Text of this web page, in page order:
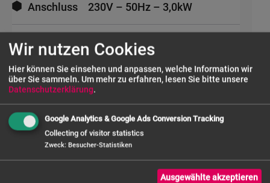
Anschluss 230V – 50Hz – 3,0kW
Breite außen (mm) 800
Tiefe außen (mm) 900
Höhe außen (mm)
Wir nutzen Cookies
Hier können Sie einsehen und anpassen, welche Information wir
über Sie sammeln. Um mehr zu erfahren, lesen Sie bitte unsere
Datenschutzerklärung.
Google Analytics & Google Ads Conversion Tracking
Collecting of visitor statistics
Zweck: Besucher-Statistiken
Ausgewählte akzeptieren